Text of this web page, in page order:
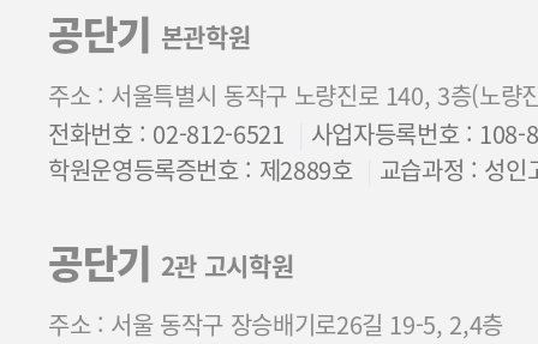
공단기 본관학원
주소 : 서울특별시 동작구 노량진로 140, 3층(노량
전화번호 : 02-812-6521
사업자등록번호 : 108-
학원운영등록증번호 : 제2889호
교습과정 : 성인
공단기 2관 고시학원
주소 : 서울 동작구 장승배기로26길 19-5, 2,4층